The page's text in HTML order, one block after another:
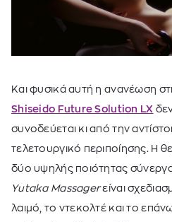
Και φυσικά αυτή η ανανέωση
Shiseido Future Solution LX
συνοδεύεται κι από την
τελετουργικό περιποίησης. H
δύο υψηλής ποιότητας
Yutaka Massagerείναι
λαιμό, το ντεκολτέ και το